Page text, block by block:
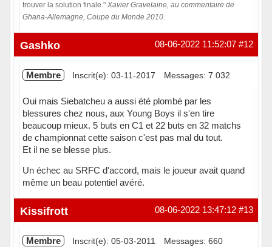
trouver la solution finale." Xavier Gravelaine, au commentaire de
Ghana-Allemagne, Coupe du Monde 2010.
Hors ligne #12
08-06-2022 11:52:07
Gashko
Membre Inscrit(e): 03-11-2017 Messages: 7 032
Oui mais Siebatcheu a aussi été plombé par les
blessures chez nous, aux Young Boys il s'en tire
beaucoup mieux. 5 buts en C1 et 22 buts en 32 matchs
de championnat cette saison c'est pas mal du tout.
Et il ne se blesse plus.
Un échec au SRFC d'accord, mais le joueur avait quand
même un beau potentiel avéré.
Hors ligne #13
08-06-2022 13:47:12
Kissifrott
Membre Inscrit(e): 05-03-2011
Messages: 660